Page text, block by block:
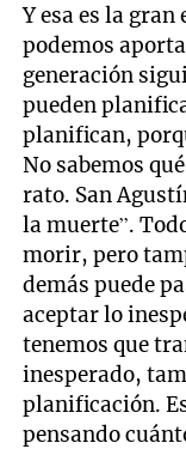
Y esa es la
podemos
generación
pueden
planifican,
No sabemos
rato. San
la muerte”.
morir, pero
demás puede
aceptar lo
tenemos que
inesperado,
planificación.
pensando